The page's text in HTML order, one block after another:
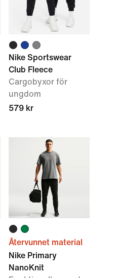
Nike Sportswear
Club Fleece
Cargobyxor för
ungdom
579 kr
Återvunnet material
Nike Primary
NanoKnit